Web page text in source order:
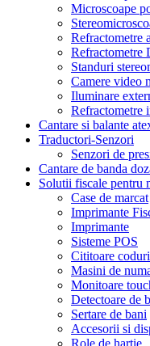
Microscoape
Refractometre
Refractometre
Standuri
Camere video
Iluminare
Refractometre
Cantare si balante
Traductori-Senzori
Senzori de
Cantare de banda
Solutii fiscale pentru
Case de marcat
Imprimante
Imprimante
Sisteme POS
Cititoare
Masini de
Monitoare
Detectoare de
Sertare de bani
Accesorii si
Role de hartie